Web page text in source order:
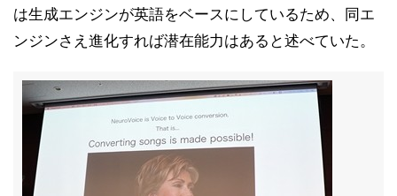
は生成エンジンが英語をベースにしているため、同エ
ンジンさえ進化すれば潜在能力はあると述べていた。